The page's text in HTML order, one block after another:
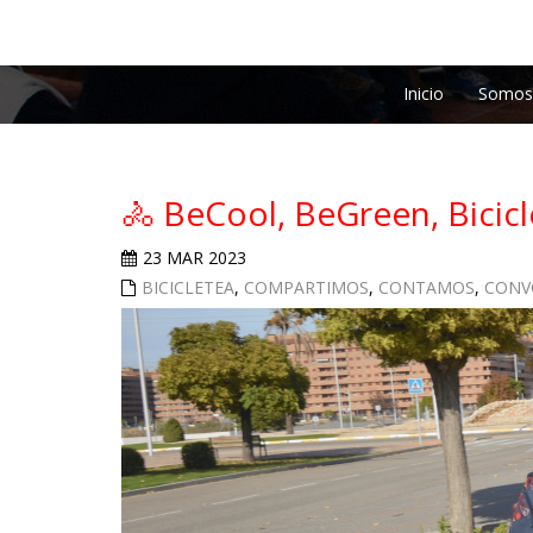
Inicio Somos
🚴 BeCool, BeGreen,
23 MAR 2023
BICICLETEA, COMPARTIMOS, CONTAMOS,